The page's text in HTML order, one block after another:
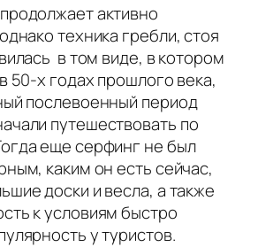
активно
техника гребли, стоя
в том виде, в котором
50-х годах прошлого века,
послевоенный период
путешествовать по
еще серфинг не был
каким он есть сейчас,
доски и весла, а также
к условиям быстро
у туристов.